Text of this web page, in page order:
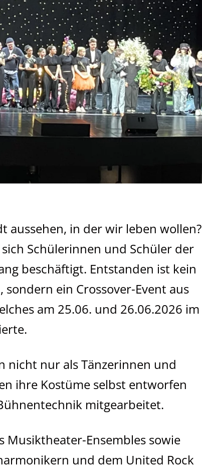
aussehen, in der wir leben wollen?
Schülerinnen und Schüler der
beschäftigt. Entstanden ist kein
ein Crossover-Event aus
am 25.06. und 26.06.2026 im
nicht nur als Tänzerinnen und
ihre Kostüme selbst entworfen
mitgearbeitet.
Musiktheater-Ensembles sowie
und dem United Rock